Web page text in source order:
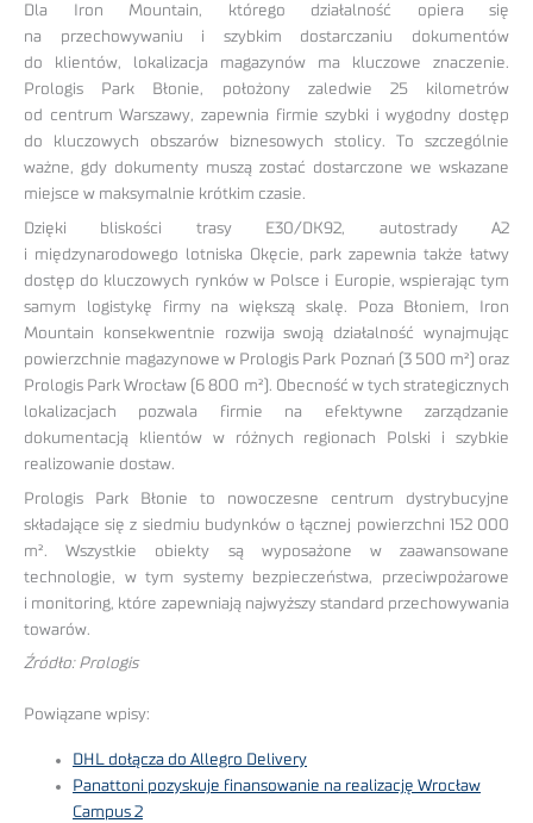
Dla Iron Mountain, którego działalność opiera się
na przechowywaniu i szybkim dostarczaniu dokumentów
do klientów, lokalizacja magazynów ma kluczowe znaczenie.
Prologis Park Błonie, położony zaledwie 25 kilometrów
od centrum Warszawy, zapewnia firmie szybki i wygodny dostęp
do kluczowych obszarów biznesowych stolicy. To szczególnie
ważne, gdy dokumenty muszą zostać dostarczone we wskazane
miejsce w maksymalnie krótkim czasie.
Dzięki bliskości trasy E30/DK92, autostrady A2
i międzynarodowego lotniska Okęcie, park zapewnia także łatwy
dostęp do kluczowych rynków w Polsce i Europie, wspierając tym
samym logistykę firmy na większą skalę. Poza Błoniem, Iron
Mountain konsekwentnie rozwija swoją działalność wynajmując
powierzchnie magazynowe w Prologis Park Poznań (3 500 m²) oraz
Prologis Park Wrocław (6 800 m²). Obecność w tych strategicznych
lokalizacjach pozwala firmie na efektywne zarządzanie
dokumentacją klientów w różnych regionach Polski i szybkie
realizowanie dostaw.
Prologis Park Błonie to nowoczesne centrum dystrybucyjne
składające się z siedmiu budynków o łącznej powierzchni 152 000
m². Wszystkie obiekty są wyposażone w zaawansowane
technologie, w tym systemy bezpieczeństwa, przeciwpożarowe
i monitoring, które zapewniają najwyższy standard przechowywania
towarów.
Źródło: Prologis
Powiązane wpisy:
DHL dołącza do Allegro Delivery
Panattoni pozyskuje finansowanie na realizację Wrocław
Campus 2